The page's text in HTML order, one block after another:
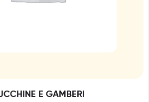
E GAMBERI